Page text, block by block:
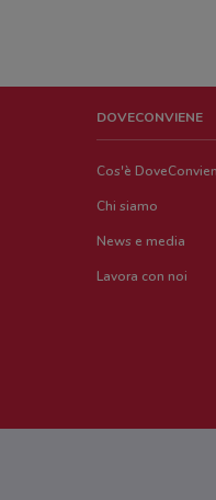
DOVECONVIENE
Cos'è
Chi siamo
News e media
Lavora con noi